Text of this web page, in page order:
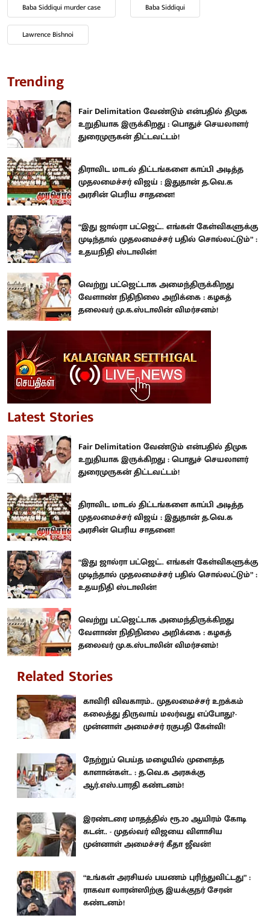
Baba Siddiqui murder case Baba Siddiqui
Lawrence Bishnoi
Trending
Fair Delimitation வேண்டும் என்பதில் திமுக
உறுதியாக இருக்கிறது : பொதுச் செயலாளர்
துரைமுருகன் திட்டவட்டம்!
திராவிட மாடல் திட்டங்களை காப்பி அடித்த
முதலமைச்சர் விஜய் : இதுதான் த.வெ.க
அரசின் பெரிய சாதனை!
“இது ஜால்ரா பட்ஜெட்.. எங்கள் கேள்விகளுக்கு
முடிந்தால் முதலமைச்சர் பதில் சொல்லட்டும்” :
உதயநிதி ஸ்டாலின்!
வெற்று பட்ஜெட்டாக அமைந்திருக்கிறது
வேளாண் நிதிநிலை அறிக்கை : கழகத்
தலைவர் மு.க.ஸ்டாலின் விமர்சனம்!
Latest Stories
Fair Delimitation வேண்டும் என்பதில் திமுக
உறுதியாக இருக்கிறது : பொதுச் செயலாளர்
துரைமுருகன் திட்டவட்டம்!
திராவிட மாடல் திட்டங்களை காப்பி அடித்த
முதலமைச்சர் விஜய் : இதுதான் த.வெ.க
அரசின் பெரிய சாதனை!
“இது ஜால்ரா பட்ஜெட்.. எங்கள் கேள்விகளுக்கு
முடிந்தால் முதலமைச்சர் பதில் சொல்லட்டும்” :
உதயநிதி ஸ்டாலின்!
வெற்று பட்ஜெட்டாக அமைந்திருக்கிறது
வேளாண் நிதிநிலை அறிக்கை : கழகத்
தலைவர் மு.க.ஸ்டாலின் விமர்சனம்!
Related Stories
காவிரி விவகாரம்.. முதலமைச்சர் உறக்கம்
கலைத்து திருவாய் மலர்வது எப்போது?-
முன்னாள் அமைச்சர் ரகுபதி கேள்வி!
நேற்றுப் பெய்த மழையில் முளைத்த
காளான்கள்.. : த.வெ.க அரசுக்கு
ஆர்.எஸ்.பாரதி கண்டனம்!
இரண்டரை மாதத்தில் ரூ.20 ஆயிரம் கோடி
கடன்.. - முதல்வர் விஜயை விளாசிய
முன்னாள் அமைச்சர் கீதா ஜீவன்!
“உங்கள் அரசியல் பயணம் புரிந்துவிட்டது” :
ராகவா லாரன்ஸிற்கு இயக்குநர் சேரன்
கண்டனம்!